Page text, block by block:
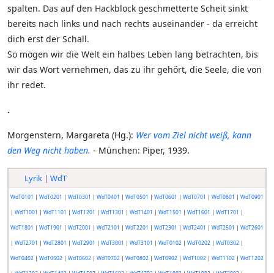
spalten. Das auf den Hackblock geschmetterte Scheit sinkt
bereits nach links und nach rechts auseinander - da erreicht
dich erst der Schall.
So mögen wir die Welt ein halbes Leben lang betrachten, bis
wir das Wort vernehmen, das zu ihr gehört, die Seele, die von
ihr redet.
.
Morgenstern, Margareta (Hg.): Wer vom Ziel nicht weiß, kann
den Weg nicht haben. - München: Piper, 1939.
Lyrik| WdT
WdT0101 | WdT0201 | WdT0301 | WdT0401 | WdT0501 | WdT0601 | WdT0701 | WdT0801 | WdT0901
| WdT1001 | WdT1101 | WdT1201 | WdT1301 | WdT1401 | WdT1501 | WdT1601 | WdT1701 |
WdT1801 | WdT1901 | WdT2001 | WdT2101 | WdT2201 | WdT2301 | WdT2401 | WdT2501 | WdT2601
| WdT2701 | WdT2801 | WdT2901 | WdT3001 | WdT3101 | WdT0102| WdT0202| WdT0302|
WdT0402| WdT0502| WdT0602| WdT0702| WdT0802| WdT0902| WdT1002| WdT1102| WdT1202